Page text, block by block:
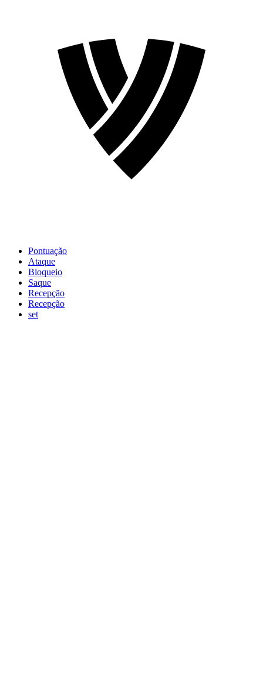
Pontuação
Ataque
Bloqueio
Saque
Recepção
Recepção
set